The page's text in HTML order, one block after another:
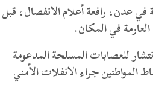
في عدن، رافعة أعلام الانفصال، قبل
في المكان.
للعصابات المسلحة المدعومة
جراء الانفلات الأمني